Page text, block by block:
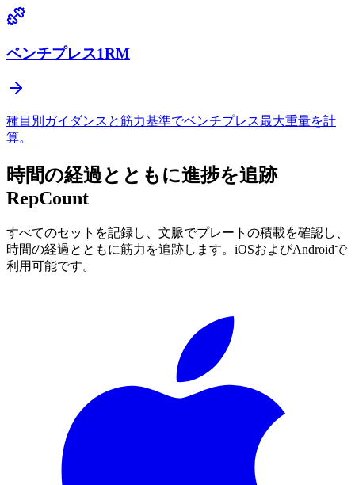
ベンチプレス1RM
種目別ガイダンスと筋力基準でベンチプレス最大重量を計
算。
時間の経過とともに進捗を追跡
RepCount
すべてのセットを記録し、文脈でプレートの積載を確認し、
時間の経過とともに筋力を追跡します。iOSおよびAndroidで
利用可能です。